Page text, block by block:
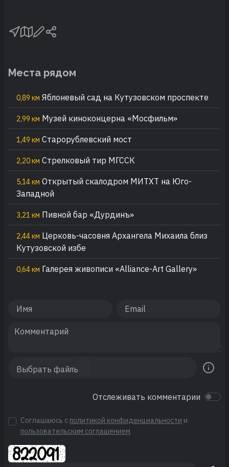
Места рядом
0,89 км Яблоневый сад на Кутузовском проспекте
2,99 км Музей киноконцерна «Мосфильм»
1,49 км Старорублевский мост
2,20 км Стрелковый тир МГССК
5,14 км Открытый скалодром МИТХТ на Юго-
Западной
3,21 км Пивной бар «Дурдинъ»
2,44 км Церковь-часовня Архангела Михаила близ
Кутузовской избе
0,64 км Галерея живописи «Alliance-Art Gallery»
Отслеживать комментарии
Соглашаюсь с политикой конфиденциальности и
пользовательским соглашением